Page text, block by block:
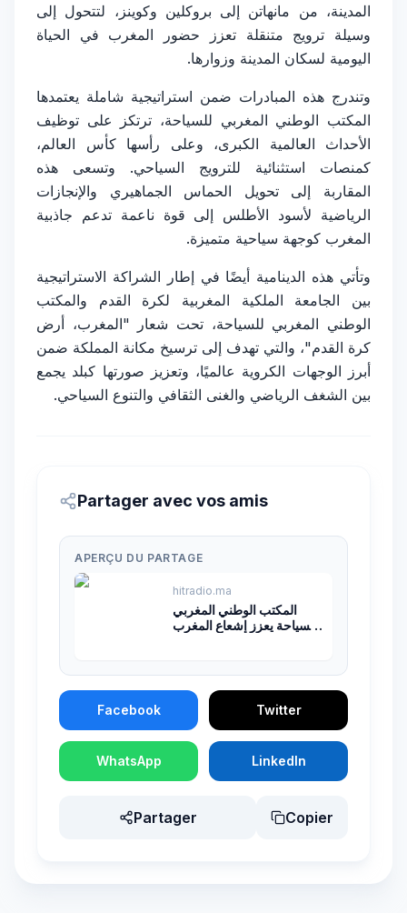
المدينة، من مانهاتن إلى بروكلين وكوينز، لتتحول إلى
وسيلة ترويج متنقلة تعزز حضور المغرب في الحياة
اليومية لسكان المدينة وزوارها.
وتندرج هذه المبادرات ضمن استراتيجية شاملة يعتمدها
المكتب الوطني المغربي للسياحة، ترتكز على توظيف
الأحداث العالمية الكبرى، وعلى رأسها كأس العالم،
كمنصات استثنائية للترويج السياحي. وتسعى هذه
المقاربة إلى تحويل الحماس الجماهيري والإنجازات
الرياضية لأسود الأطلس إلى قوة ناعمة تدعم جاذبية
المغرب كوجهة سياحية متميزة.
وتأتي هذه الدينامية أيضًا في إطار الشراكة الاستراتيجية
بين الجامعة الملكية المغربية لكرة القدم والمكتب
الوطني المغربي للسياحة، تحت شعار "المغرب، أرض
كرة القدم"، والتي تهدف إلى ترسيخ مكانة المملكة ضمن
أبرز الوجهات الكروية عالميًا، وتعزيز صورتها كبلد يجمع
بين الشغف الرياضي والغنى الثقافي والتنوع السياحي.
Partager avec vos amis
APERÇU DU PARTAGE
hitradio.ma
المكتب الوطني المغربي
للسياحة يعزز إشعاع المغرب
Facebook Twitter
WhatsApp LinkedIn
Partager Copier